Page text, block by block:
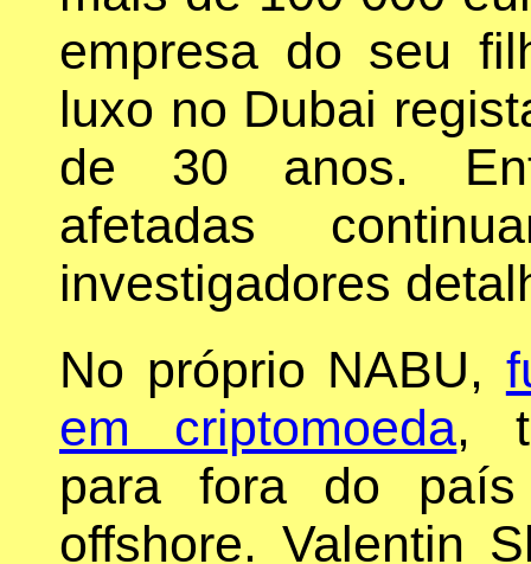
empresa do seu
luxo no Dubai
de 30 anos.
afetadas
investigadores
No próprio NABU,
em criptomoeda,
para fora do país
offshore. Valentin